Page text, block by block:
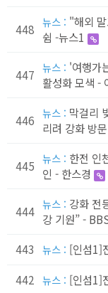
448 뉴스 : "해외
쉼 -뉴스1
447 뉴스 : '여행가
활성화 모색 -
446 뉴스 : 막걸리
리려 강화 방
445 뉴스 : 한전 인
인 - 한스경
444 뉴스 : 강화 전
강 기원” -
443
뉴스 : [인섬1]
442 뉴스 : [인섬1]